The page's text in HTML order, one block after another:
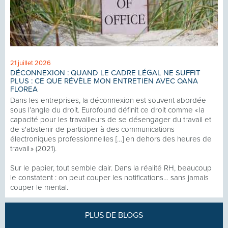
21 juillet 2026
DÉCONNEXION : QUAND LE CADRE LÉGAL NE SUFFIT
PLUS : CE QUE RÉVÈLE MON ENTRETIEN AVEC OANA
FLOREA
Dans les entreprises, la déconnexion est souvent abordée
sous l’angle du droit. Eurofound définit ce droit comme « la
capacité pour les travailleurs de se désengager du travail et
de s'abstenir de participer à des communications
électroniques professionnelles […] en dehors des heures de
travail » (2021).
Sur le papier, tout semble clair. Dans la réalité RH, beaucoup
le constatent : on peut couper les notifications… sans jamais
couper le mental.
PLUS DE BLOGS